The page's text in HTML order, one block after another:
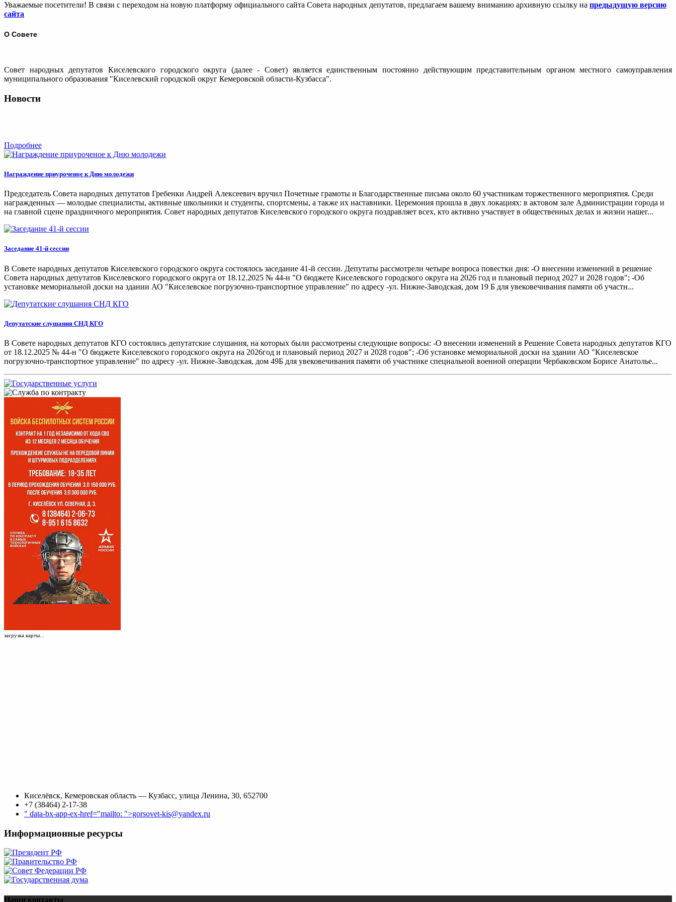
Уважаемые посетители! В связи с переходом на новую платформу официального сайта Совета народных депутатов, предлагаем вашему вниманию архивную ссылку на предыдущую версию
сайта
О Совете
Совет народных депутатов Киселевского городского округа (далее - Совет) является единственным постоянно действующим представительным органом местного самоуправления
муниципального образования "Киселевский городской округ Кемеровской области-Кузбасса".
Новости
Подробнее
Награждение приуроченое к Дню молодежи
Председатель Совета народных депутатов Гребенки Андрей Алексеевич вручил Почетные грамоты и Благодарственные письма около 60 участникам торжественного мероприятия. Среди
награжденных — молодые специалисты, активные школьники и студенты, спортсмены, а также их наставники. Церемония прошла в двух локациях: в актовом зале Администрации города и
на главной сцене праздничного мероприятия. Совет народных депутатов Киселевского городского округа поздравляет всех, кто активно участвует в общественных делах и жизни нашег...
Заседание 41-й сессии
В Совете народных депутатов Киселевского городского округа состоялось заседание 41-й сессии. Депутаты рассмотрели четыре вопроса повестки дня: -О внесении изменений в решение
Совета народных депутатов Киселевского городского округа от 18.12.2025 № 44-н "О бюджете Киселевского городского округа на 2026 год и плановый период 2027 и 2028 годов"; -Об
установке мемориальной доски на здании АО "Киселевское погрузочно-транспортное управление" по адресу -ул. Нижне-Заводская, дом 19 Б для увековечивания памяти об участн...
Депутатские слушания СНД КГО
В Совете народных депутатов КГО состоялись депутатские слушания, на которых были рассмотрены следующие вопросы: -О внесении изменений в Решение Совета народных депутатов КГО
от 18.12.2025 № 44-н "О бюджете Киселевского городского округа на 2026год и плановый период 2027 и 2028 годов"; -Об установке мемориальной доски на здании АО "Киселевское
погрузочно-транспортное управление" по адресу -ул. Нижне-Заводская, дом 49Б для увековечивания памяти об участнике специальной военной операции Чербаковском Борисе Анатолье...
загрузка карты...
Киселёвск, Кемеровская область — Кузбасс, улица Ленина, 30, 652700
+7 (38464) 2-17-38
" data-bx-app-ex-href="mailto: ">gorsovet-kis@yandex.ru
Информационные ресурсы
Наши контакты